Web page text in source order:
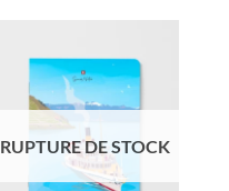
RUPTURE DE STOCK